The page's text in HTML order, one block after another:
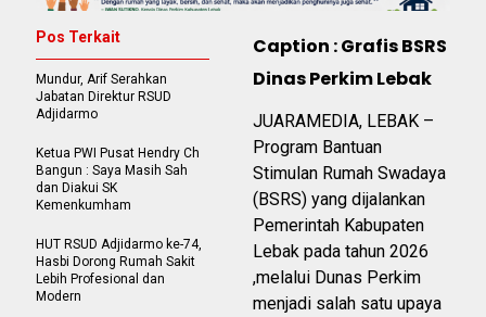
Caption : Grafis BSRS
Dinas Perkim Lebak
JUARAMEDIA, LEBAK –
Program Bantuan
Stimulan Rumah Swadaya
(BSRS) yang dijalankan
Pemerintah Kabupaten
Lebak pada tahun 2026
,melalui Dunas Perkim
menjadi salah satu upaya
Pos Terkait
Mundur, Arif Serahkan
Jabatan Direktur RSUD
Adjidarmo
Ketua PWI Pusat Hendry Ch
Bangun : Saya Masih Sah
dan Diakui SK
Kemenkumham
HUT RSUD Adjidarmo ke-74,
Hasbi Dorong Rumah Sakit
Lebih Profesional dan
Modern